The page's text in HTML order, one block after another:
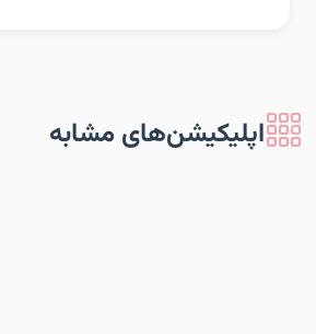
اپلیکیشن‌های مشابه